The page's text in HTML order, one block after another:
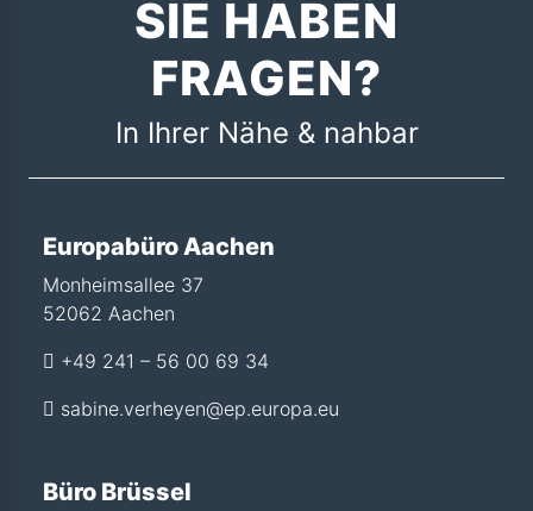
SIE HABEN
FRAGEN?
In Ihrer Nähe & nahbar
Europabüro Aachen
Monheimsallee 37
52062 Aachen
+49 241 – 56 00 69 34
sabine.verheyen@ep.europa.eu
Büro Brüssel